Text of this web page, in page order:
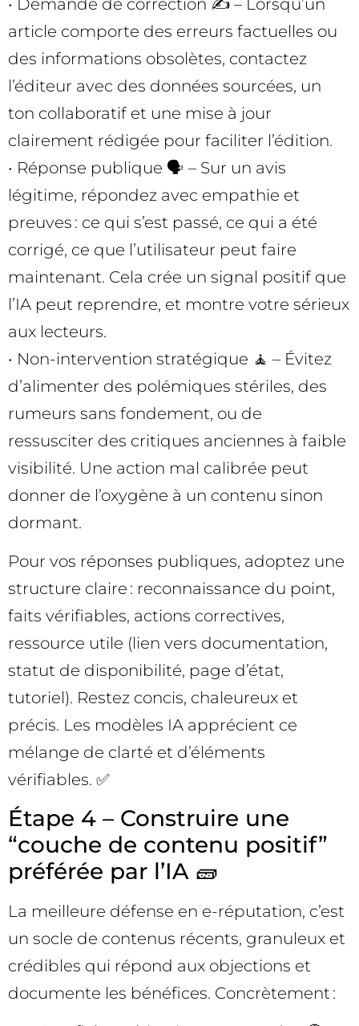
• Demande de correction ✍️ – Lorsqu’un
article comporte des erreurs factuelles ou
des informations obsolètes, contactez
l’éditeur avec des données sourcées, un
ton collaboratif et une mise à jour
clairement rédigée pour faciliter l’édition.
• Réponse publique 🗣️ – Sur un avis
légitime, répondez avec empathie et
preuves : ce qui s’est passé, ce qui a été
corrigé, ce que l’utilisateur peut faire
maintenant. Cela crée un signal positif que
l’IA peut reprendre, et montre votre sérieux
aux lecteurs.
• Non-intervention stratégique 🧘 – Évitez
d’alimenter des polémiques stériles, des
rumeurs sans fondement, ou de
ressusciter des critiques anciennes à faible
visibilité. Une action mal calibrée peut
donner de l’oxygène à un contenu sinon
dormant.
Pour vos réponses publiques, adoptez une
structure claire : reconnaissance du point,
faits vérifiables, actions correctives,
ressource utile (lien vers documentation,
statut de disponibilité, page d’état,
tutoriel). Restez concis, chaleureux et
précis. Les modèles IA apprécient ce
mélange de clarté et d’éléments
vérifiables. ✅
Étape 4 – Construire une
“couche de contenu positif”
préférée par l’IA 🧱
La meilleure défense en e-réputation, c’est
un socle de contenus récents, granuleux et
crédibles qui répond aux objections et
documente les bénéfices. Concrètement :